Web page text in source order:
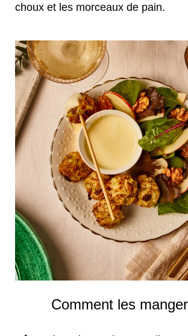
choux et les morceaux de pain.
Comment les